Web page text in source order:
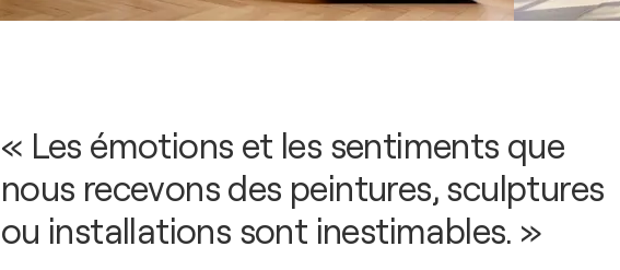
« Les émotions et les sentiments que
nous recevons des peintures, sculptures
ou installations sont inestimables. »